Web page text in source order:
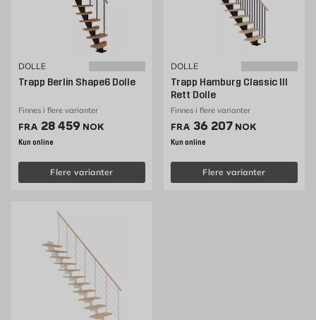
DOLLE
Trapp Berlin Shape6 Dolle
Finnes i flere varianter
FRA Pris 28459 NOK /stk
28 459 NOK
Kun online
Flere varianter
DOLLE
Trapp Hamburg Classic III
Rett Dolle
Finnes i flere varianter
FRA Pris 36207 NOK /stk
36 207 NOK
Kun online
Flere varianter